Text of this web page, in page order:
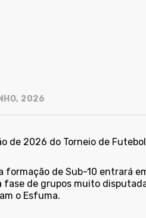
2026
de 2026 do Torneio de
formação de Sub-10 entrará
fase de grupos muito
o Esfuma.